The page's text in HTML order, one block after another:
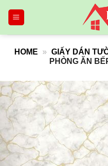
HOME » GIẤY DÁN
PHÒNG ĂN